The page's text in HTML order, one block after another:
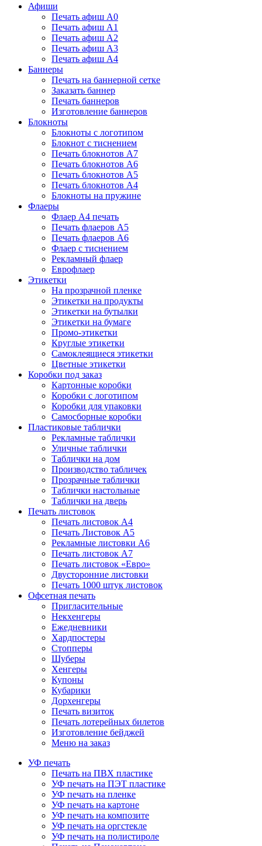
Афиши
Печать афиш А0
Печать афиш А1
Печать афиш А2
Печать афиш А3
Печать афиш А4
Баннеры
Печать на баннерной сетке
Заказать баннер
Печать баннеров
Изготовление баннеров
Блокноты
Блокноты с логотипом
Блокнот с тиснением
Печать блокнотов А7
Печать блокнотов А6
Печать блокнотов А5
Печать блокнотов А4
Блокноты на пружине
Флаеры
Флаер А4 печать
Печать флаеров А5
Печать флаеров А6
Флаер с тиснением
Рекламный флаер
Еврофлаер
Этикетки
На прозрачной пленке
Этикетки на продукты
Этикетки на бутылки
Этикетки на бумаге
Промо-этикетки
Круглые этикетки
Самоклеящиеся этикетки
Цветные этикетки
Коробки под заказ
Картонные коробки
Коробки с логотипом
Коробки для упаковки
Самосборные коробки
Пластиковые таблички
Рекламные таблички
Уличные таблички
Таблички на дом
Производство табличек
Прозрачные таблички
Таблички настольные
Таблички на дверь
Печать листовок
Печать листовок А4
Печать Листовок А5
Рекламные листовки А6
Печать листовок А7
Печать листовок «Евро»
Двусторонние листовки
Печать 1000 штук листовок
Офсетная печать
Пригласительные
Некхенгеры
Ежедневники
Хардпостеры
Стопперы
Шуберы
Хенгеры
Купоны
Кубарики
Дорхенгеры
Печать визиток
Печать лотерейных билетов
Изготовление бейджей
Меню на заказ
УФ печать
Печать на ПВХ пластике
УФ печать на ПЭТ пластике
УФ печать на пленке
УФ печать на картоне
УФ печать на композите
УФ печать на оргстекле
УФ печать на полистироле